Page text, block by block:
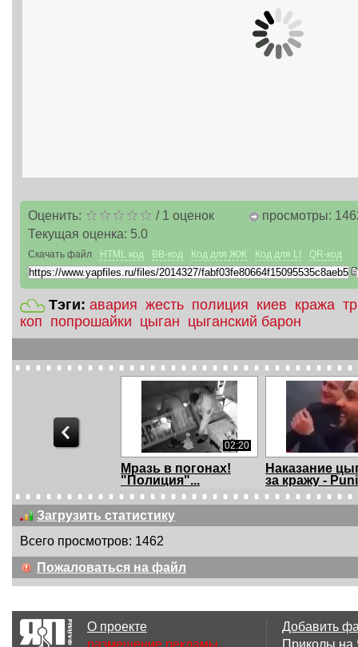
Оценить: / 1 оценок
Текущая оценка: 5.0
просмотры:
Скачать файл HTML код BB-код Код для ЖЖ Код для LI QR-код
Тэги: авария жесть полиция киев кража
коп попрошайки цыган цыганский барон
02:20
Мразь в погонах!
"Полиция"...
Наказание
за кражу -
00:30
Хто не скаче той
Истинное
Загрузить статистику
Всего просмотров: 1462
Пожаловаться на файл
О проекте
размещение рекламы
Добавить
Приколы